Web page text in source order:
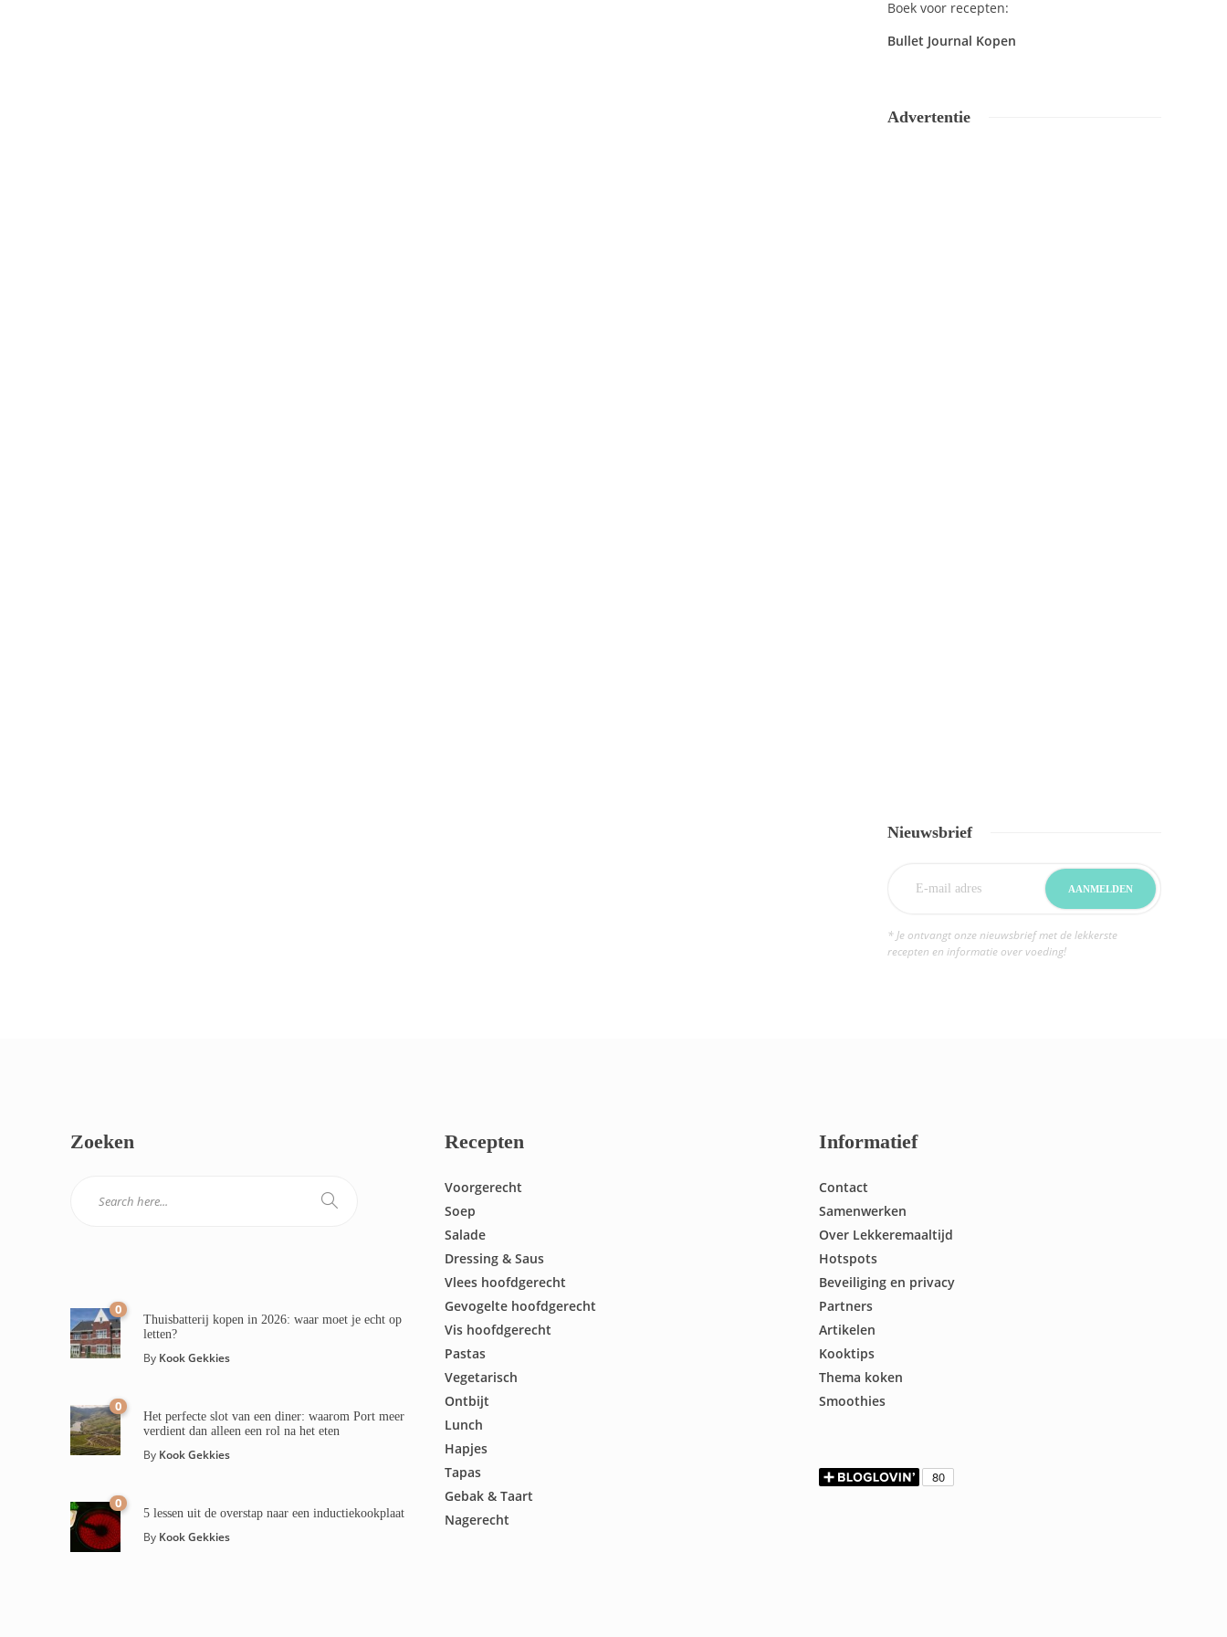
Boek voor recepten:
Bullet Journal Kopen
Advertentie
Nieuwsbrief
* Je ontvangt onze nieuwsbrief met de lekkerste
recepten en informatie over voeding!
Zoeken
0
Thuisbatterij kopen in 2026: waar moet je echt op
letten?
By Kook Gekkies
0
Het perfecte slot van een diner: waarom Port meer
verdient dan alleen een rol na het eten
By Kook Gekkies
0
5 lessen uit de overstap naar een inductiekookplaat
By Kook Gekkies
Recepten
Voorgerecht
Soep
Salade
Dressing & Saus
Vlees hoofdgerecht
Gevogelte hoofdgerecht
Vis hoofdgerecht
Pastas
Vegetarisch
Ontbijt
Lunch
Hapjes
Tapas
Gebak & Taart
Nagerecht
Informatief
Contact
Samenwerken
Over Lekkeremaaltijd
Hotspots
Beveiliging en privacy
Partners
Artikelen
Kooktips
Thema koken
Smoothies